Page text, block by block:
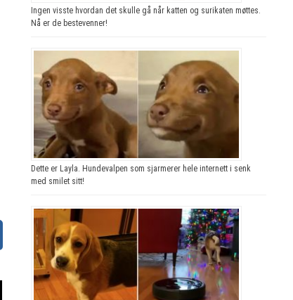
Ingen visste hvordan det skulle gå når katten og surikaten møttes.
Nå er de bestevenner!
Dette er Layla. Hundevalpen som sjarmerer hele internett i senk
med smilet sitt!